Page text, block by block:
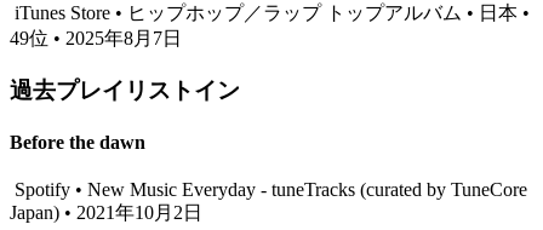
iTunes Store • ヒップホップ／ラップ トップアルバム • 日本 •
49位 • 2025年8月7日
過去プレイリストイン
Before the dawn
Spotify • New Music Everyday - tuneTracks (curated by TuneCore
Japan) • 2021年10月2日